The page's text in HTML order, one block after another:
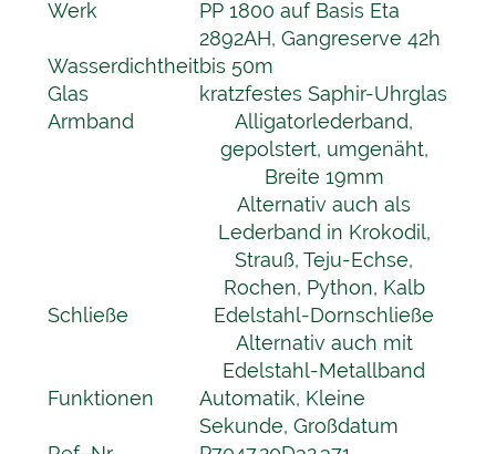
Werk
PP 1800 auf Basis Eta
2892AH, Gangreserve 42h
Wasserdichtheitbis 50m
Glas
kratzfestes Saphir-Uhrglas
Armband
Alligatorlederband,
gepolstert, umgenäht,
Breite 19mm
Alternativ auch als
Lederband in Krokodil,
Strauß, Teju-Echse,
Rochen, Python, Kalb
Schließe
Edelstahl-Dornschließe
Alternativ auch mit
Edelstahl-Metallband
Funktionen
Automatik, Kleine
Sekunde, Großdatum